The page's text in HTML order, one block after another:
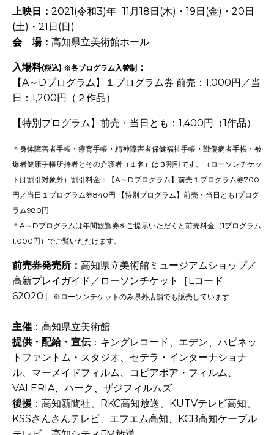
上映日： 2021(令和3)年 11月18日(木)・19日(金)・20日
(土)・21日(日)
会 場： 高知県立美術館ホール
入場料(税込) ※各プログラム入替制 ：
【A～Dプログラム】１プログラム券 前売：1,000円／当
日：1,200円（２作品）
【特別プログラム】前売・当日とも：1,400円（1作品）
＊身体障害者手帳・療育手帳・精神障害者保健福祉手帳・戦傷病者手帳・被
爆者健康手帳所持者とその介護者（１名）は３割引です。（ローソンチケッ
トは割引対象外）割引料金：【A～Dプログラム】前売１プログラム券700
円／当日１プログラム券840円 【特別プログラム】前売・当日とも1プログ
ラム980円
＊A～Dプログラムは年間観覧券をご提示いただくと前売料金（1プログラム
1,000円）でご覧いただけます。
前売券発売所 ： 高知県立美術館ミュージアムショップ／
高新プレイガイド／ローソンチケット［Lコード:
62020］ ※ローソンチケットのみ県外店舗でも販売しています
主催 ：高知県立美術館
提供・配給・宣伝：キングレコード、エデン、ハピネッ
トファントム・スタジオ、セテラ・インターナショナ
ル、マーメイドフィルム、コピアポア・フィルム、
VALERIA、ハーク、ザジフィルムズ
後援 ：高知新聞社、RKC高知放送、KUTVテレビ高知、
KSSさんさんテレビ、エフエム高知、KCB高知ケーブル